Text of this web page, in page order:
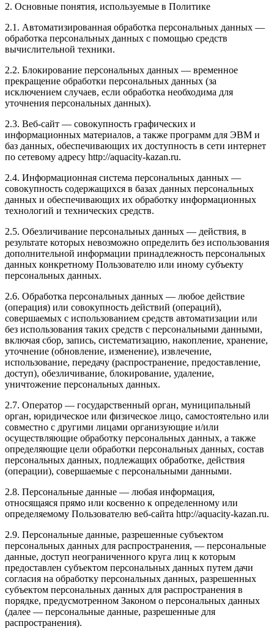
2. Основные понятия, используемые в Политике
2.1. Автоматизированная обработка персональных данных —
обработка персональных данных с помощью средств
вычислительной техники.
2.2. Блокирование персональных данных — временное
прекращение обработки персональных данных (за
исключением случаев, если обработка необходима для
уточнения персональных данных).
2.3. Веб-сайт — совокупность графических и
информационных материалов, а также программ для ЭВМ и
баз данных, обеспечивающих их доступность в сети интернет
по сетевому адресу http://aquacity-kazan.ru.
2.4. Информационная система персональных данных —
совокупность содержащихся в базах данных персональных
данных и обеспечивающих их обработку информационных
технологий и технических средств.
2.5. Обезличивание персональных данных — действия, в
результате которых невозможно определить без использования
дополнительной информации принадлежность персональных
данных конкретному Пользователю или иному субъекту
персональных данных.
2.6. Обработка персональных данных — любое действие
(операция) или совокупность действий (операций),
совершаемых с использованием средств автоматизации или
без использования таких средств с персональными данными,
включая сбор, запись, систематизацию, накопление, хранение,
уточнение (обновление, изменение), извлечение,
использование, передачу (распространение, предоставление,
доступ), обезличивание, блокирование, удаление,
уничтожение персональных данных.
2.7. Оператор — государственный орган, муниципальный
орган, юридическое или физическое лицо, самостоятельно или
совместно с другими лицами организующие и/или
осуществляющие обработку персональных данных, а также
определяющие цели обработки персональных данных, состав
персональных данных, подлежащих обработке, действия
(операции), совершаемые с персональными данными.
2.8. Персональные данные — любая информация,
относящаяся прямо или косвенно к определенному или
определяемому Пользователю веб-сайта http://aquacity-kazan.ru.
2.9. Персональные данные, разрешенные субъектом
персональных данных для распространения, — персональные
данные, доступ неограниченного круга лиц к которым
предоставлен субъектом персональных данных путем дачи
согласия на обработку персональных данных, разрешенных
субъектом персональных данных для распространения в
порядке, предусмотренном Законом о персональных данных
(далее — персональные данные, разрешенные для
распространения).